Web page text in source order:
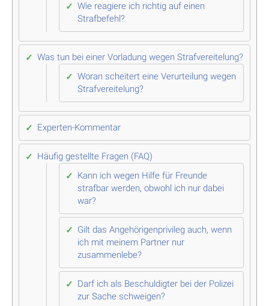
Wie reagiere ich richtig auf einen
Strafbefehl?
Was tun bei einer Vorladung wegen Strafvereitelung?
Woran scheitert eine Verurteilung wegen
Strafvereitelung?
Experten-Kommentar
Häufig gestellte Fragen (FAQ)
Kann ich wegen Hilfe für Freunde
strafbar werden, obwohl ich nur dabei
war?
Gilt das Angehörigenprivileg auch, wenn
ich mit meinem Partner nur
zusammenlebe?
Darf ich als Beschuldigter bei der Polizei
zur Sache schweigen?